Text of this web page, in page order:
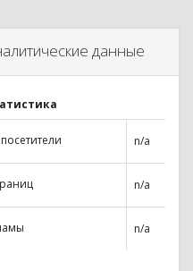
данные
n/a
n/a
n/a